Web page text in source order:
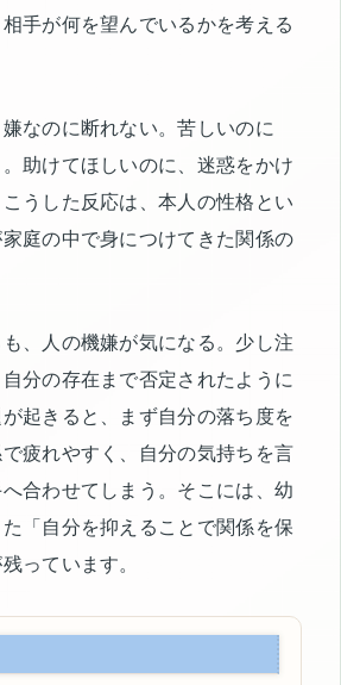
手が何を望んでいるかを考える
なのに断れない。苦しいのに
。助けてほしいのに、迷惑をかけ
うした反応は、本人の性格とい
庭の中で身につけてきた関係の
、人の機嫌が気になる。少し注
分の存在まで否定されたように
起きると、まず自分の落ち度を
疲れやすく、自分の気持ちを言
合わせてしまう。そこには、幼
「自分を抑えることで関係を保
っています。